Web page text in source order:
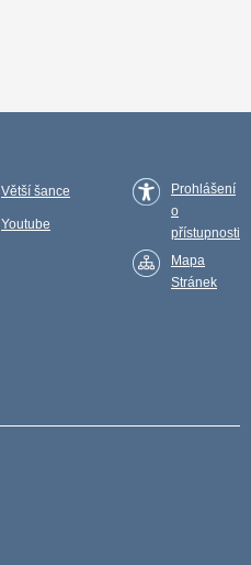
Větší šance
Youtube
Prohlášení
o
přístupnosti
Mapa
Stránek